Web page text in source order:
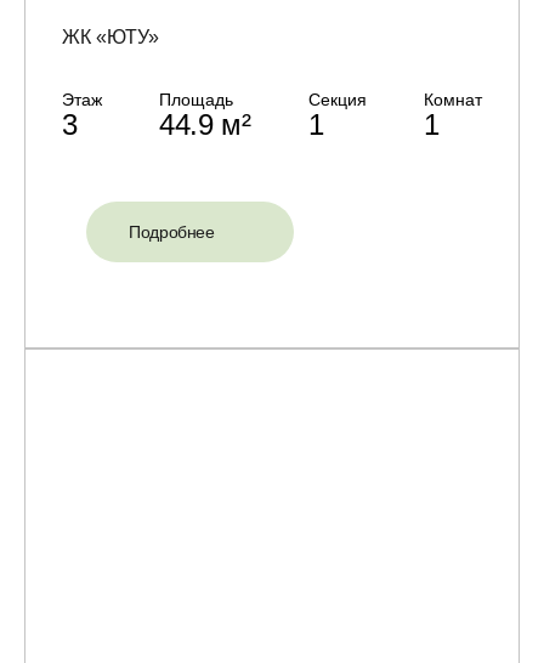
ЖК «ЮТУ»
Этаж
3
Площадь
44.9 м²
Секция
1
Комнат
1
Подробнее